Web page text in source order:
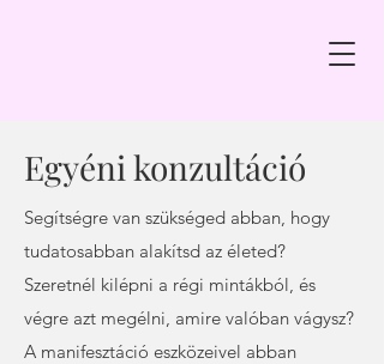
Egyéni konzultáció
Segítségre van szükséged abban, hogy
tudatosabban alakítsd az életed?
Szeretnél kilépni a régi mintákból, és
végre azt megélni, amire valóban vágysz?
A manifesztáció eszközeivel abban